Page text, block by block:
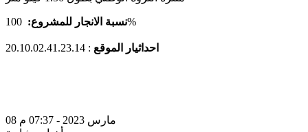
نسبة الانجار للمشروع:%
احداثيار الموقع : 20.10.02.41.23.14
08 مارس 2023 - 07:37 م